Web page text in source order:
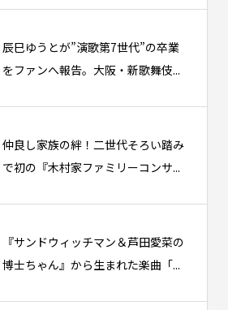
辰巳ゆうとが”演歌第7世代”の卒業
をファンへ報告。大阪・新歌舞伎...
仲良し家族の絆！二世代そろい踏み
で初の『木村家ファミリーコンサ...
『サンドウィッチマン＆芦田愛菜の
博士ちゃん』から生まれた楽曲「...